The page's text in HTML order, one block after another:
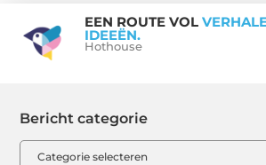
EEN ROUTE VOL
IDEEËN.
Hothouse
Bericht categorie